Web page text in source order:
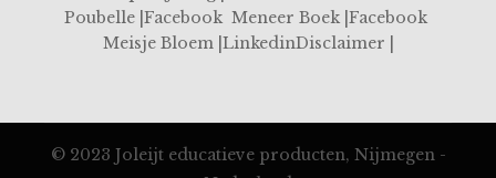
Poubelle |Facebook Meneer Boek |Facebook
Meisje Bloem |LinkedinDisclaimer |
© 2023 Joleijt educatieve producten, Nijmegen -